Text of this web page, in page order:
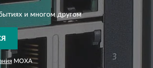
и многом другом
MOXA